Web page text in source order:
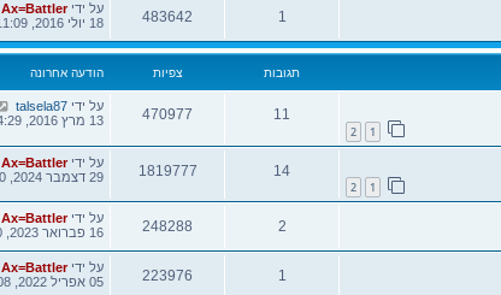
1
483642 על ידיAx=Battler
18 יולי 2016, 11:09
תגובות צפיות הודעה אחרונה
1
2
11
470977 על ידי talsela87
13 מרץ 2016, 14:29
1
2
14
1819777 על ידיAx=Battler
29 דצמבר 2024, 10:30
2
248288 על ידיAx=Battler
16 פברואר 2023, 12:40
1
223976 על ידיAx=Battler
05 אפריל 2022, 15:08